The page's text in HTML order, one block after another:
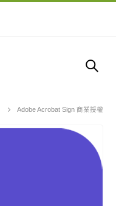
Adobe Acrobat Sign 商業授權